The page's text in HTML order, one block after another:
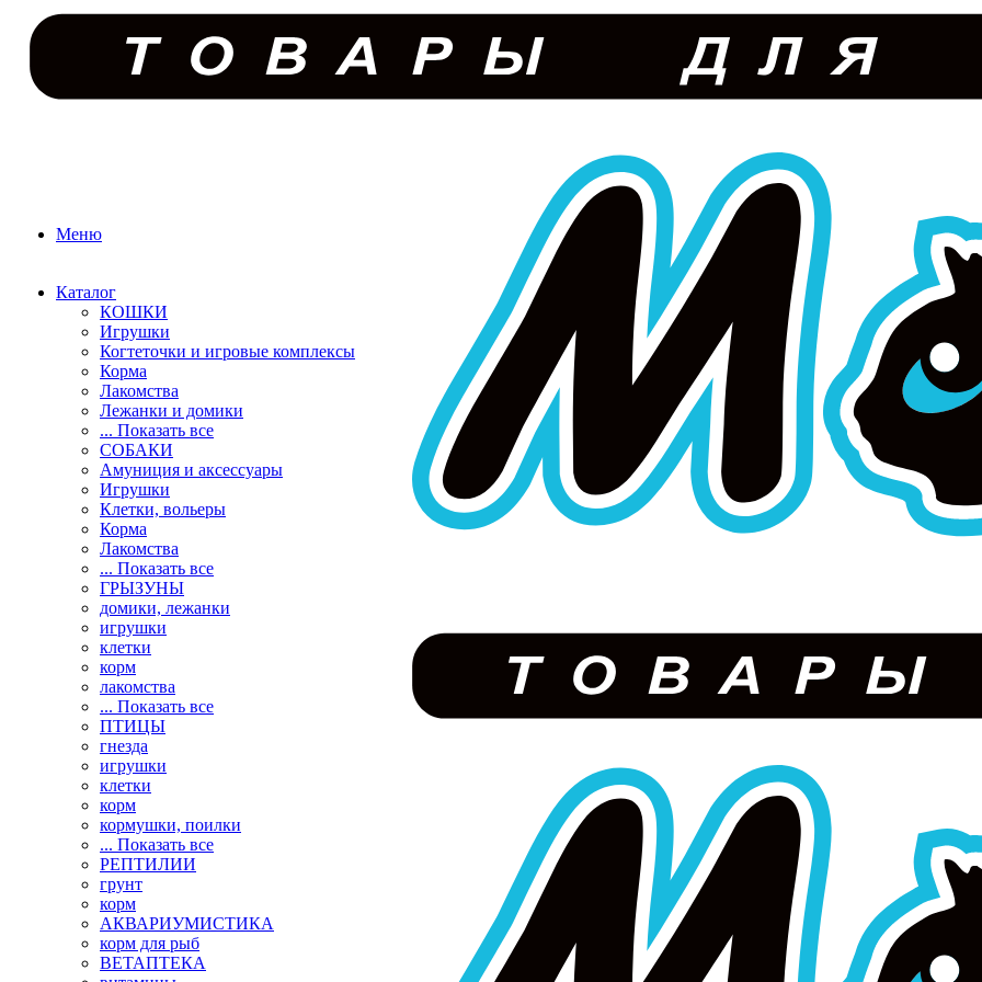
Меню
Каталог
КОШКИ
Игрушки
Когтеточки и игровые комплексы
Корма
Лакомства
Лежанки и домики
... Показать все
СОБАКИ
Амуниция и аксессуары
Игрушки
Клетки, вольеры
Корма
Лакомства
... Показать все
ГРЫЗУНЫ
домики, лежанки
игрушки
клетки
корм
лакомства
... Показать все
ПТИЦЫ
гнезда
игрушки
клетки
корм
кормушки, поилки
... Показать все
РЕПТИЛИИ
грунт
корм
АКВАРИУМИСТИКА
корм для рыб
ВЕТАПТЕКА